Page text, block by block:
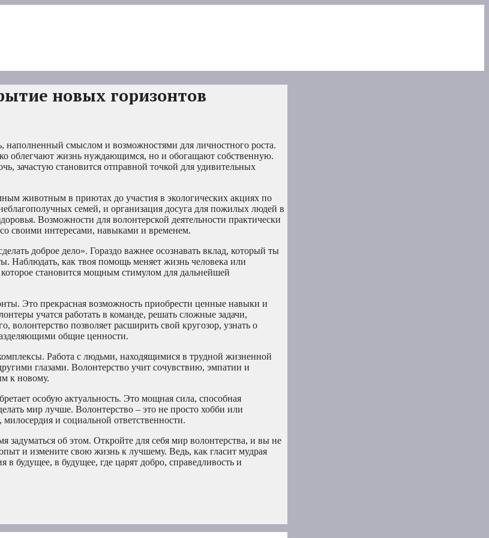
новых горизонтов
наполненный смыслом и возможностями для личностного роста.
облегчают жизнь нуждающимся, но и обогащают собственную.
зачастую становится отправной точкой для удивительных
животным в приютах до участия в экологических акциях по
семей, и организация досуга для пожилых людей в
Возможности для волонтерской деятельности практически
своими интересами, навыками и временем.
доброе дело». Гораздо важнее осознавать вклад, который ты
Наблюдать, как твоя помощь меняет жизнь человека или
становится мощным стимулом для дальнейшей
Это прекрасная возможность приобрести ценные навыки и
учатся работать в команде, решать сложные задачи,
волонтерство позволяет расширить свой кругозор, узнать о
общие ценности.
Работа с людьми, находящимися в трудной жизненной
глазами. Волонтерство учит сочувствию, эмпатии и
к новому.
особую актуальность. Это мощная сила, способная
мир лучше. Волонтерство – это не просто хобби или
и социальной ответственности.
об этом. Откройте для себя мир волонтерства, и вы не
и измените свою жизнь к лучшему. Ведь, как гласит мудрая
будущее, в будущее, где царят добро, справедливость и